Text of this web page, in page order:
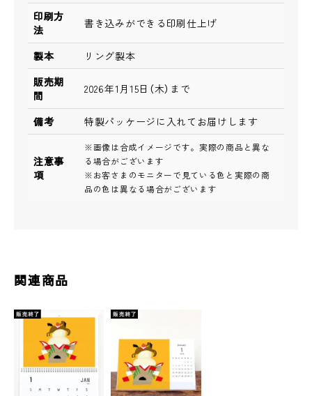
印刷方
法
書き込みができる印刷仕上げ
製本
リング製本
販売期
間
2026年1月15日（木）まで
備考 特製パッケージに入れてお届けします
注意事
項
※画像は合成イメージです。実際の商品と異な
る場合がございます
※お客さまのモニターで見ている色と実際の商
品の色は異なる場合がございます
関連商品